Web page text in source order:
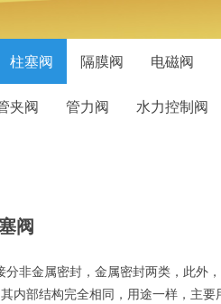
柱塞阀 隔膜阀 电磁阀
夹阀 管力阀 水力控制阀
阀
非金属密封，金属密封两类，此外
内部结构完全相同，用途一样，主